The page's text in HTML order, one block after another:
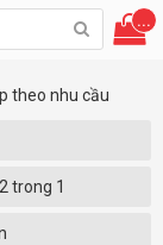
...
theo nhu cầu
trong 1